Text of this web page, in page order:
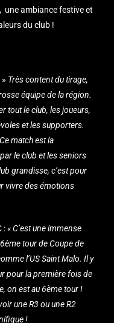
une ambiance festive et
du club !
Très content du tirage,
équipe de la région.
tout le club, les joueurs,
et les supporters.
Ce match est la
le club et les seniors
grandisse, c’est pour
vivre des émotions
:« C’est une immense
tour de Coupe de
l’US Saint Malo. Il y
pour la première fois de
on est au 6ème tour !
une R3 ou une R2
!